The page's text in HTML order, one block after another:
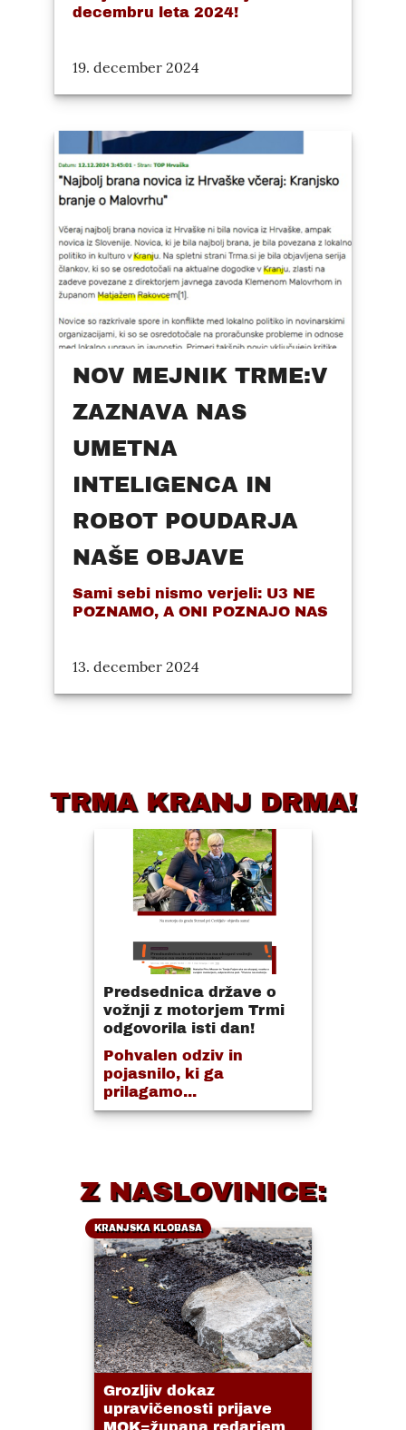
decembru leta 2024!
19. december 2024
NOV MEJNIK TRME:V
ZAZNAVA NAS
UMETNA
INTELIGENCA IN
ROBOT POUDARJA
NAŠE OBJAVE
Sami sebi nismo verjeli: U3 NE
POZNAMO, A ONI POZNAJO NAS
13. december 2024
TRMA KRANJ DRMA!
Predsednica države o
vožnji z motorjem Trmi
odgovorila isti dan!
Pohvalen odziv in
pojasnilo, ki ga
prilagamo...
Z NASLOVINICE:
KRANJSKA KLOBASA
Grozljiv dokaz
upravičenosti prijave